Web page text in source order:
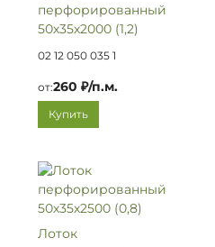
перфорированный
50х35х2000 (1,2)
02 12 050 035 1
от:260 ₽/п.м.
Купить
Лоток